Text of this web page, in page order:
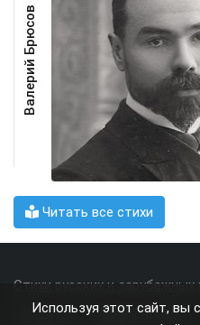
Валерий Брюсов
Читать все стихи
Стихи русских и зарубежных
О проекте
Правила сайта
Используя этот сайт, вы